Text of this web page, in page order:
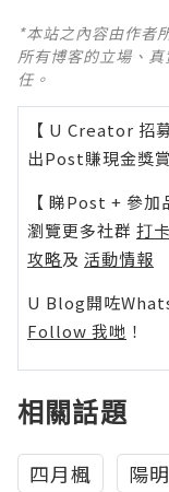
*本站之內容由作者
所有博客的立場、
任。
【 U Creator 招募
出Post賺現金獎
【 睇Post + 參加
瀏覽更多社群 打卡
攻略及 活動情報
U Blog開咗
Follow 我哋 ！
相關話題
四月楓 陽